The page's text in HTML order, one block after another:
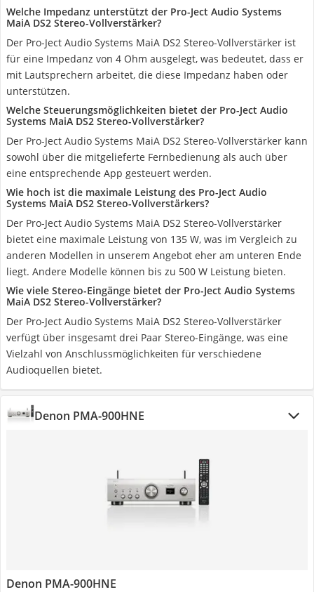
Welche Impedanz unterstützt der Pro-Ject Audio Systems
MaiA DS2 Stereo-Vollverstärker?
Der Pro-Ject Audio Systems MaiA DS2 Stereo-Vollverstärker ist
für eine Impedanz von 4 Ohm ausgelegt, was bedeutet, dass er
mit Lautsprechern arbeitet, die diese Impedanz haben oder
unterstützen.
Welche Steuerungsmöglichkeiten bietet der Pro-Ject Audio
Systems MaiA DS2 Stereo-Vollverstärker?
Der Pro-Ject Audio Systems MaiA DS2 Stereo-Vollverstärker kann
sowohl über die mitgelieferte Fernbedienung als auch über
eine entsprechende App gesteuert werden.
Wie hoch ist die maximale Leistung des Pro-Ject Audio
Systems MaiA DS2 Stereo-Vollverstärkers?
Der Pro-Ject Audio Systems MaiA DS2 Stereo-Vollverstärker
bietet eine maximale Leistung von 135 W, was im Vergleich zu
anderen Modellen in unserem Angebot eher am unteren Ende
liegt. Andere Modelle können bis zu 500 W Leistung bieten.
Wie viele Stereo-Eingänge bietet der Pro-Ject Audio Systems
MaiA DS2 Stereo-Vollverstärker?
Der Pro-Ject Audio Systems MaiA DS2 Stereo-Vollverstärker
verfügt über insgesamt drei Paar Stereo-Eingänge, was eine
Vielzahl von Anschlussmöglichkeiten für verschiedene
Audioquellen bietet.
Denon PMA-900HNE
Denon PMA-900HNE